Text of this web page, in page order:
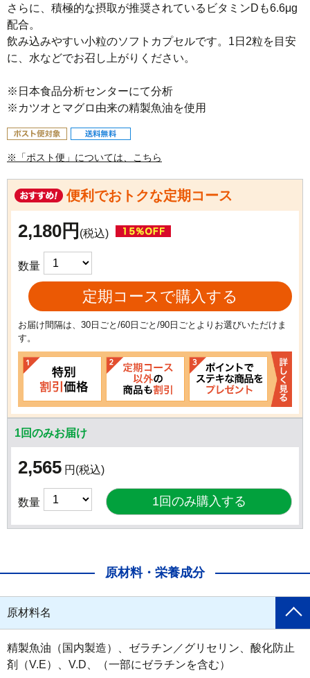
さらに、積極的な摂取が推奨されているビタミンDも6.6μg
配合。
飲み込みやすい小粒のソフトカプセルです。1日2粒を目安
に、水などでお召し上がりください。
※日本食品分析センターにて分析
※カツオとマグロ由来の精製魚油を使用
※「ポスト便」については、こちら
便利でおトクな定期コース
2,180円 (税込)
数量
定期コースで購入する
お届け間隔は、30日ごと/60日ごと/90日ごとよりお選びいただけま
す。
1回のみお届け
2,565 円 (税込)
数量
原材料・栄養成分
原材料名
精製魚油（国内製造）、ゼラチン／グリセリン、酸化防止
剤（V.E）、V.D、（一部にゼラチンを含む）